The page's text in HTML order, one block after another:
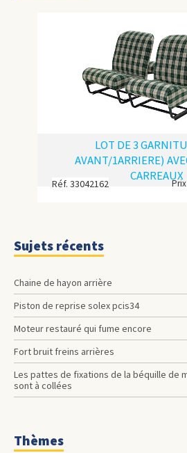
LOT DE 3
AVANT/1ARRIERE)
CARREAUX
Réf. 33042162
Sujets récents
Chaine de hayon arrière
Piston de reprise solex pcis34
Moteur restauré qui fume encore
Fort bruit freins arrières
les pattes de fixations de la béquille de maintien du cache coffre
sont à collées
Thèmes